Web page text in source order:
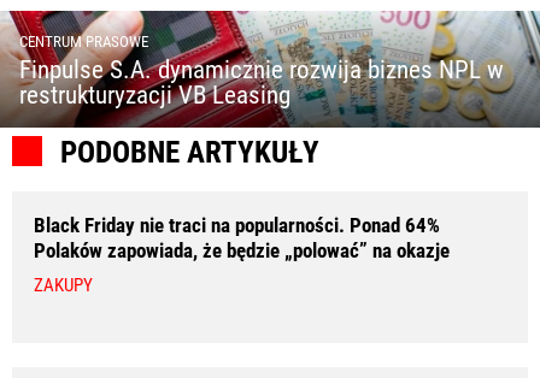
CENTRUM PRASOWE
Finpulse S.A. dynamicznie rozwija biznes NPL w
restrukturyzacji VB Leasing
PODOBNE ARTYKUŁY
Black Friday nie traci na popularności. Ponad 64%
Polaków zapowiada, że będzie „polować” na okazje
ZAKUPY